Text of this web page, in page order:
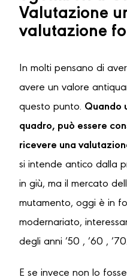
Valutazione
valutazione
In molti pensano di
avere un valore
questo punto. Quando
quadro, può essere
ricevere una
si intende antico dalla
in giù, ma il mercato
mutamento, oggi è in
modernariato,
degli anni ’50 , ’60 , ’70.
E se invece non lo